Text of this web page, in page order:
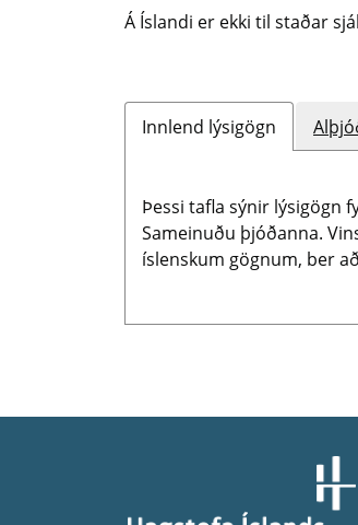
Á Íslandi er ekki til staðar
Innlend lýsigögn
Þessi tafla sýnir lýsigögn
Sameinuðu þjóðanna.
íslenskum gögnum, ber